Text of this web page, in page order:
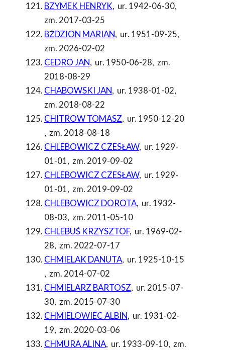
BZYMEK HENRYK, ur. 1942-06-30,
zm. 2017-03-25
BŹDZION MARIAN, ur. 1951-09-25,
zm. 2026-02-02
CEDRO JAN, ur. 1950-06-28, zm.
2018-08-29
CHABOWSKI JAN, ur. 1938-01-02,
zm. 2018-08-22
CHITROW TOMASZ, ur. 1950-12-20
, zm. 2018-08-18
CHLEBOWICZ CZESŁAW, ur. 1929-
01-01, zm. 2019-09-02
CHLEBOWICZ CZESŁAW, ur. 1929-
01-01, zm. 2019-09-02
CHLEBOWICZ DOROTA, ur. 1932-
08-03, zm. 2011-05-10
CHLEBUŚ KRZYSZTOF, ur. 1969-02-
28, zm. 2022-07-17
CHMIELAK DANUTA, ur. 1925-10-15
, zm. 2014-07-02
CHMIELARZ BARTOSZ, ur. 2015-07-
30, zm. 2015-07-30
CHMIELOWIEC ALBIN, ur. 1931-02-
19, zm. 2020-03-06
CHMURA ALINA, ur. 1933-09-10, zm.